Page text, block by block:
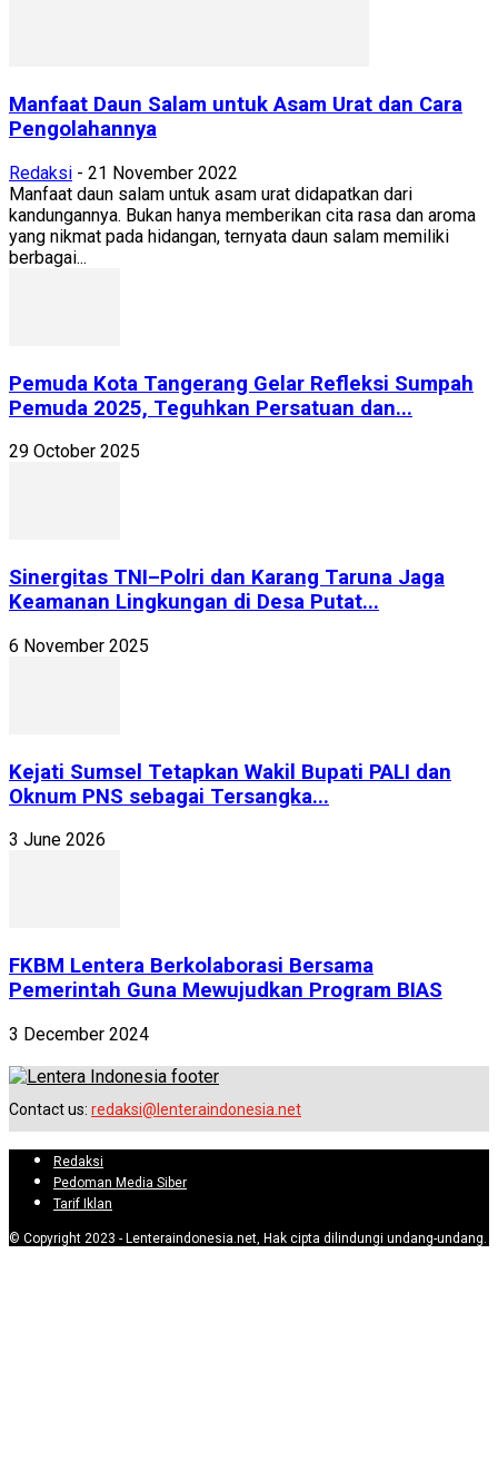
Manfaat Daun Salam untuk Asam Urat dan Cara
Pengolahannya
Redaksi - 21 November 2022
Manfaat daun salam untuk asam urat didapatkan dari
kandungannya. Bukan hanya memberikan cita rasa dan aroma
yang nikmat pada hidangan, ternyata daun salam memiliki
berbagai...
Pemuda Kota Tangerang Gelar Refleksi Sumpah
Pemuda 2025, Teguhkan Persatuan dan...
29 October 2025
Sinergitas TNI–Polri dan Karang Taruna Jaga
Keamanan Lingkungan di Desa Putat...
6 November 2025
Kejati Sumsel Tetapkan Wakil Bupati PALI dan
Oknum PNS sebagai Tersangka...
3 June 2026
FKBM Lentera Berkolaborasi Bersama
Pemerintah Guna Mewujudkan Program BIAS
3 December 2024
Contact us: redaksi@lenteraindonesia.net
Redaksi
Pedoman Media Siber
Tarif Iklan
© Copyright 2023 - Lenteraindonesia.net, Hak cipta dilindungi undang-undang.